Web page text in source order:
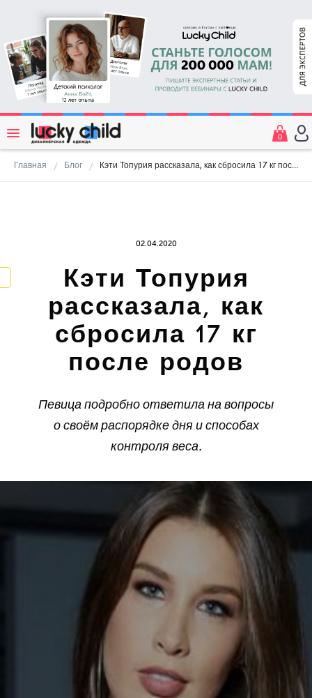
0
Главная Блог Кэти Топурия рассказала, как сбросила 17 кг после родов
02.04.2020
Кэти Топурия
рассказала, как
сбросила 17 кг
после родов
Певица подробно ответила на вопросы
о своём распорядке дня и способах
контроля веса.